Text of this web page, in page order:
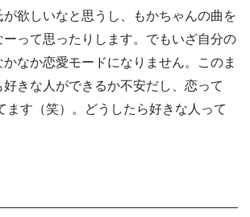
欲しいなと思うし、もかちゃんの曲を
って思ったりします。でもいざ自分の
なか恋愛モードになりません。このま
好きな人ができるか不安だし、恋って
ます（笑）。どうしたら好きな人って